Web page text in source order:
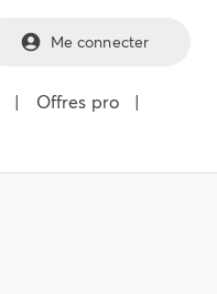
Me connecter
| Offres pro
|